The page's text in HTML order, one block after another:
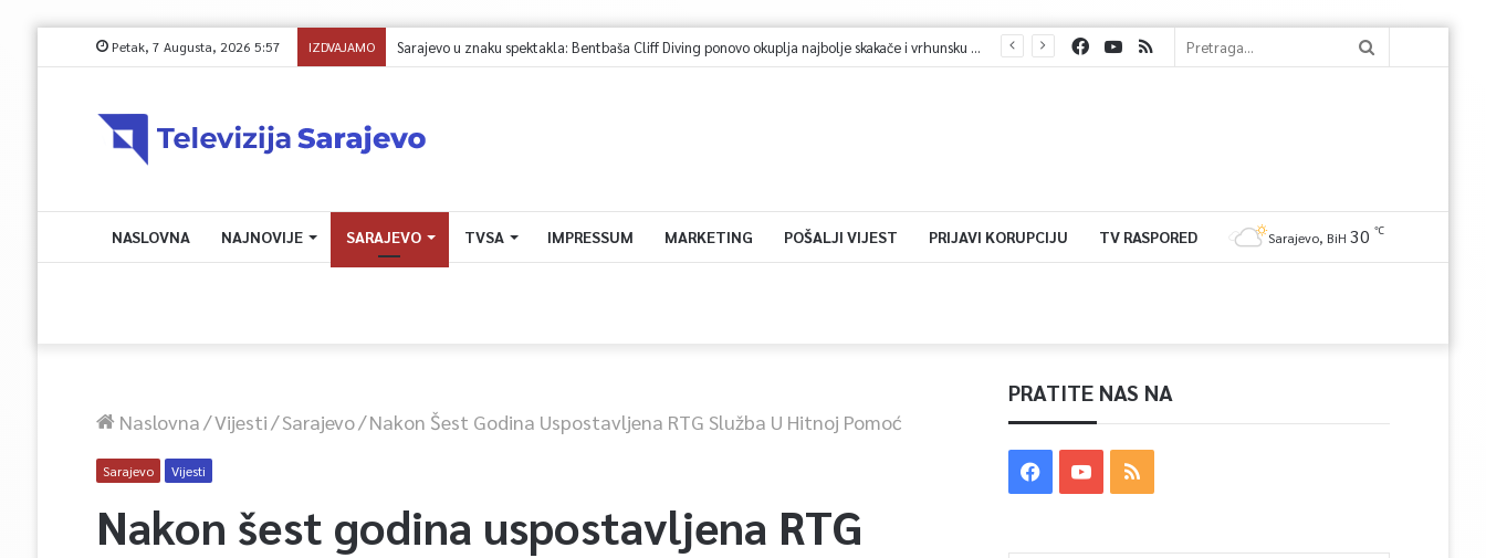
Petak, 7 Augusta, 2026 5:57 IZDVAJAMO Sarajevo u znaku spektakla: Bentbaša Cliff Diving ponovo okuplja najbolje skakače i vrhunsku zabavu
NASLOVNA NAJNOVIJE SARAJEVO TVSA IMPRESSUM MARKETING POŠALJI VIJEST PRIJAVI KORUPCIJU TV RASPORED Sarajevo, BiH 30 ℃
Naslovna/Vijesti/Sarajevo/Nakon Šest Godina Uspostavljena RTG Služba U Hitnoj Pomoć
Sarajevo Vijesti
Nakon šest godina uspostavljena RTG
PRATITE NAS NA